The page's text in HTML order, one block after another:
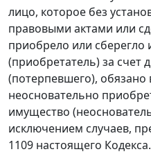
лицо, которое без
правовыми актами или
приобрело или сберегло
(приобретатель) за счет
(потерпевшего), обязано
неосновательно
имущество
исключением случаев,
1109 настоящего Кодекса.